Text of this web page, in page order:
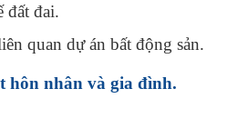
đất đai.
quan dự án bất động sản.
hôn nhân và gia đình.